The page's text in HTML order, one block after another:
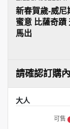
新春賀歲-威尼
蜜意 比薩奇蹟
馬出
請確認訂購
大人
可售